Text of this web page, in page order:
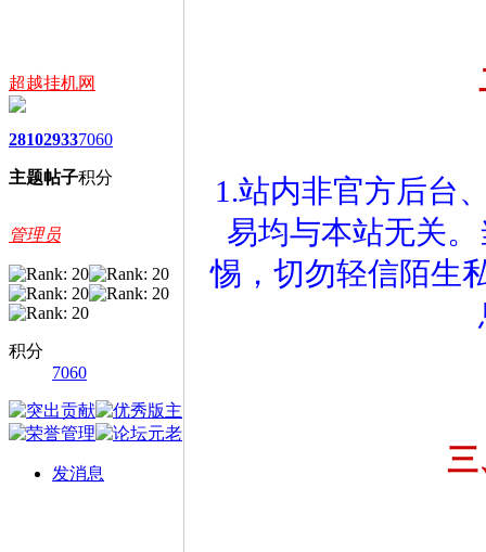
超越挂机网
2810
主题
2933
帖子
7060
积分
管理员
积分
7060
发消息
1.站内非官方后台
易均与本站无关
惕，切勿轻信陌生
三